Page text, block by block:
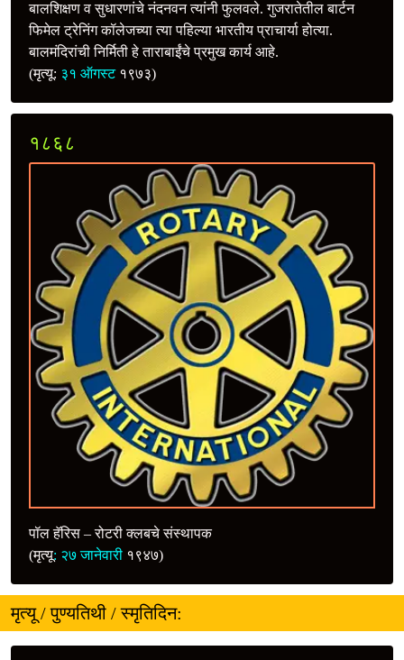
बालशिक्षण व सुधारणांचे नंदनवन त्यांनी फुलवले. गुजरातेतील बार्टन
फिमेल ट्रेनिंग कॉलेजच्या त्या पहिल्या भारतीय प्राचार्या होत्या.
बालमंदिरांची निर्मिती हे ताराबाईंचे प्रमुख कार्य आहे.
(मृत्यू: ३१ ऑगस्ट १९७३)
१८६८
पॉल हॅरिस – रोटरी क्लबचे संस्थापक
(मृत्यू: २७ जानेवारी १९४७)
मृत्यू / पुण्यतिथी / स्मृतिदिन: